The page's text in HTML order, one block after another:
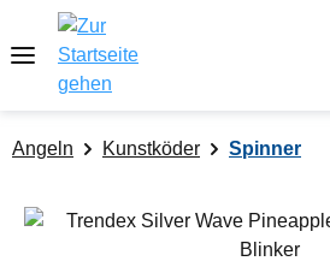
springen
Angeln Kunstköder Spinner
Bildergalerie überspringen